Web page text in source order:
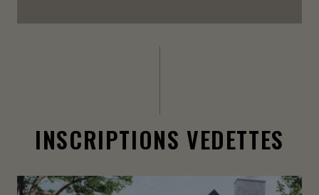
INSCRIPTIONS VEDETTES